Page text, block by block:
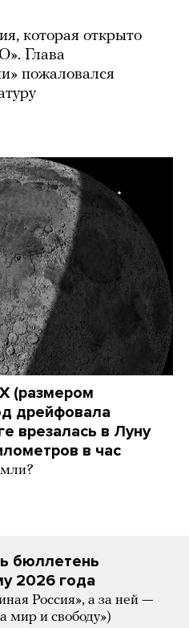
которая открыто
Глава
пожаловался
(размером
дрейфовала
врезалась в Луну
в час
бюллетень
2026 года
Россия», а за ней —
мир и свободу»)